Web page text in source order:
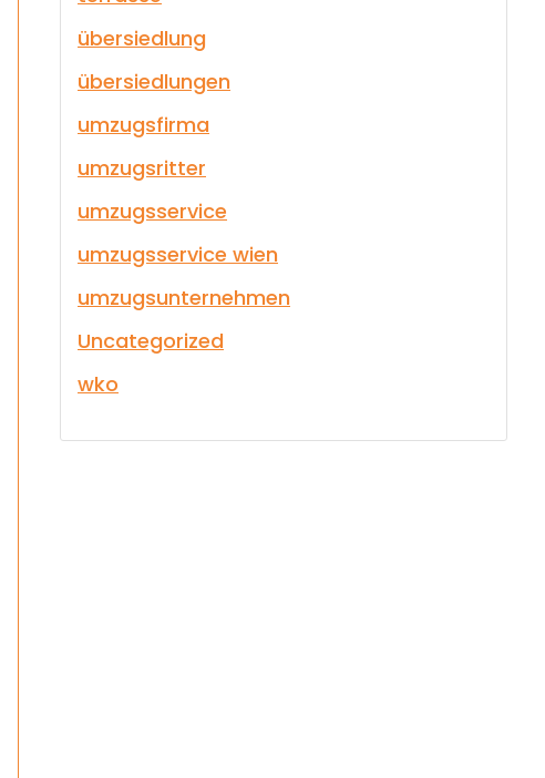
übersiedlung
übersiedlungen
umzugsfirma
umzugsritter
umzugsservice
umzugsservice wien
umzugsunternehmen
Uncategorized
wko